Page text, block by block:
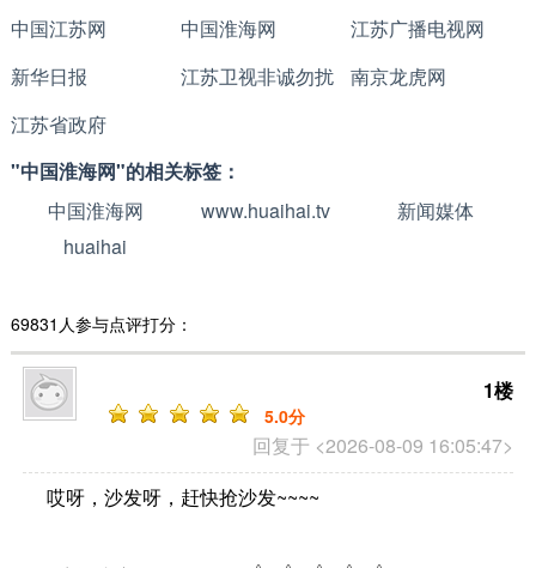
中国江苏网
中国淮海网
江苏广播电视网
新华日报
江苏卫视非诚勿扰
南京龙虎网
江苏省政府
"中国淮海网"的相关标签：
中国淮海网
www.huaihai.tv
新闻媒体
huaihai
69831人参与点评打分：
回复于 <2026-08-09 16:05:47>
1楼
5.0分
哎呀，沙发呀，赶快抢沙发~~~~